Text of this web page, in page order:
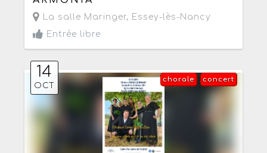
La salle Maringer, Essey-lès-Nancy
Entrée libre
14
OCT
concert
chorale